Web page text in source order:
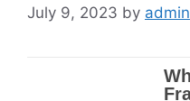
July 9, 2023 by admin